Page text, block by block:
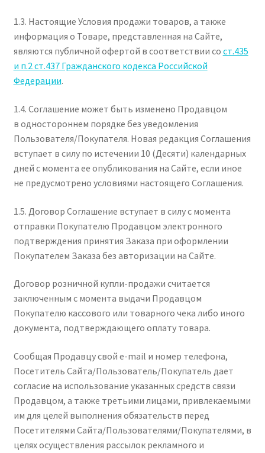
1.3. Настоящие Условия продажи товаров, а также
информация о Товаре, представленная на Сайте,
являются публичной офертой в соответствии со ст.435
и п.2 ст.437 Гражданского кодекса Российской
Федерации.
1.4. Соглашение может быть изменено Продавцом
в одностороннем порядке без уведомления
Пользователя/Покупателя. Новая редакция Соглашения
вступает в силу по истечении 10 (Десяти) календарных
дней с момента ее опубликования на Сайте, если иное
не предусмотрено условиями настоящего Соглашения.
1.5. Договор Соглашение вступает в силу с момента
отправки Покупателю Продавцом электронного
подтверждения принятия Заказа при оформлении
Покупателем Заказа без авторизации на Сайте.
Договор розничной купли-продажи считается
заключенным с момента выдачи Продавцом
Покупателю кассового или товарного чека либо иного
документа, подтверждающего оплату товара.
Сообщая Продавцу свой e-mail и номер телефона,
Посетитель Сайта/Пользователь/Покупатель дает
согласие на использование указанных средств связи
Продавцом, а также третьими лицами, привлекаемыми
им для целей выполнения обязательств перед
Посетителями Сайта/Пользователями/Покупателями, в
целях осуществления рассылок рекламного и